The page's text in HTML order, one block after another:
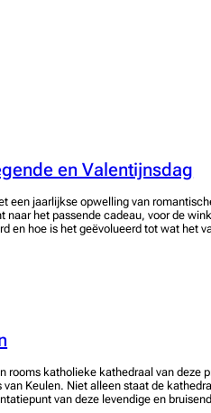
en Valentijnsdag
een jaarlijkse opwelling van
naar het passende cadeau, voor de
en hoe is het geëvolueerd tot wat het
rooms katholieke kathedraal van deze
Keulen. Niet alleen staat de
van deze levendige en